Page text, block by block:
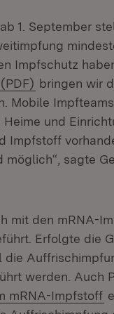
1. September
Impfschutz
(Öffnet in
bringen wir
Mobile
und
Impfstoff
sagte
mit den mRNA-
neuem Fenster)
Erfolgte die
werden. Auch
mRNA-Impfstoff